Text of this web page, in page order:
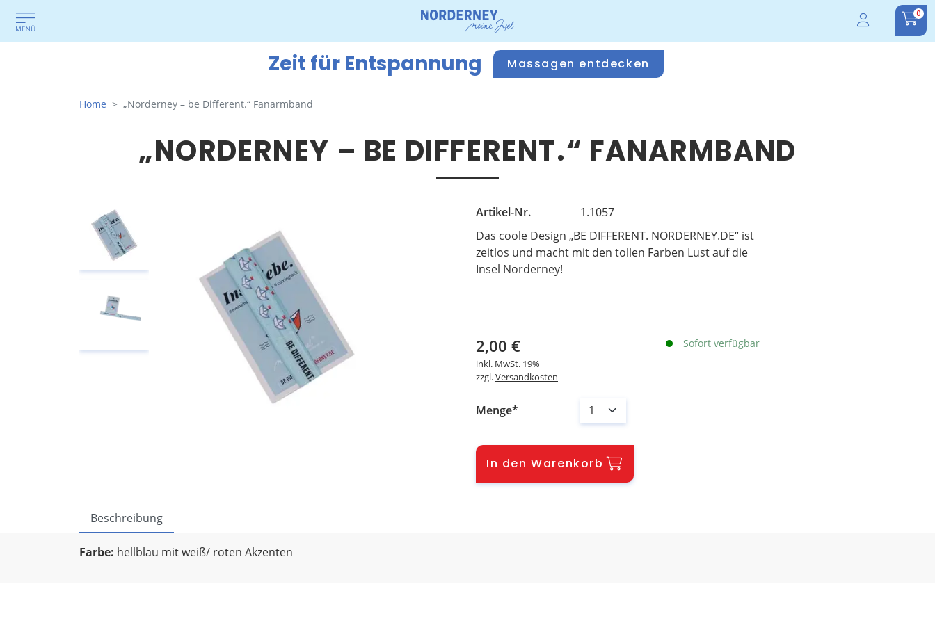
0
Zeit für Entspannung Massagen entdecken
Home „Norderney – be Different.“ Fanarmband
„NORDERNEY – BE DIFFERENT.“ FANARMBAND
Artikel-Nr.
1.1057
Das coole Design „BE DIFFERENT. NORDERNEY.DE“ ist
zeitlos und macht mit den tollen Farben Lust auf die
Insel Norderney!
2,00 €
inkl. MwSt. 19%
zzgl.Versandkosten
Sofort verfügbar
Menge
In den Warenkorb
Beschreibung
Farbe: hellblau mit weiß/ roten Akzenten